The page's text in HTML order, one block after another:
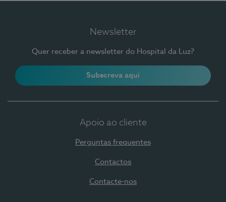
Newsletter
Quer receber a newsletter do Hospital da Luz?
Subscreva aqui
Apoio ao cliente
Perguntas frequentes
Contactos
Contacte-nos